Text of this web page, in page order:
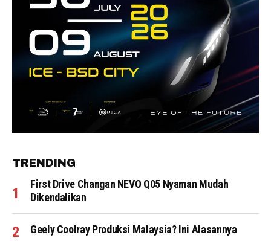
TRENDING
First Drive Changan NEVO Q05 Nyaman Mudah
Dikendalikan
Geely Coolray Produksi Malaysia? Ini Alasannya